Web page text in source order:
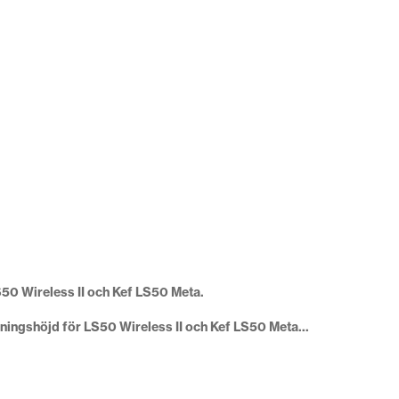
Wireless II och Kef LS50 Meta.
för LS50 Wireless II och Kef LS50 Meta…